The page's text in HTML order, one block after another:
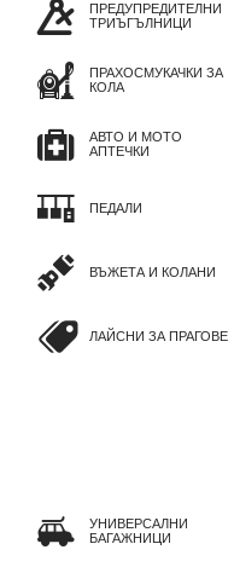
ПРЕДУПРЕДИТЕЛНИ
ТРИЪГЪЛНИЦИ
ПРАХОСМУКАЧКИ ЗА
КОЛА
АВТО И МОТО
АПТЕЧКИ
ПЕДАЛИ
ВЪЖЕТА И КОЛАНИ
ЛАЙСНИ ЗА ПРАГОВЕ
УНИВЕРСАЛНИ
БАГАЖНИЦИ